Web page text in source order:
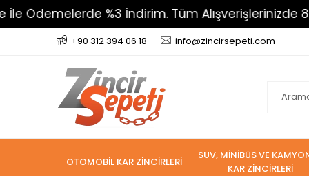
%3 İndirim. Tüm Alışverişlerinizde 800 TL
+90 312 394 06 18 info@zincirsepeti.com
OTOMOBİL KAR ZİNCİRLERİ
SUV, MİNİBÜS VE
KAR ZİNCİRLERİ